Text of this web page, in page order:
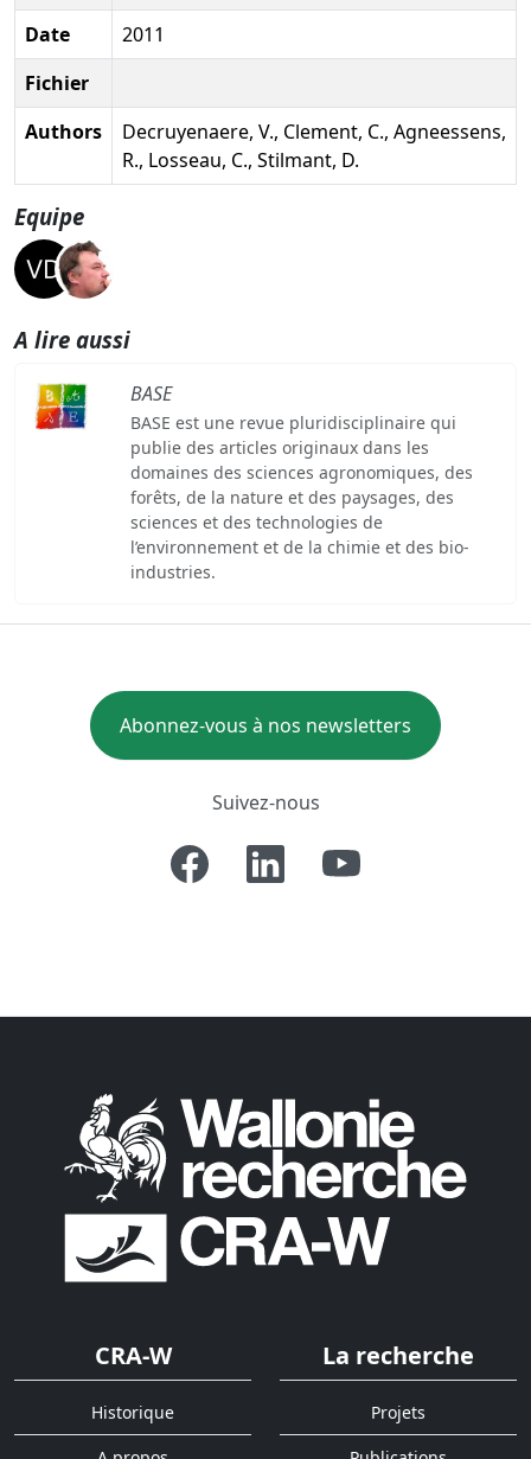
Date
2011
Fichier
Authors
Decruyenaere, V., Clement, C., Agneessens,
R., Losseau, C., Stilmant, D.
Equipe
A lire aussi
BASE
BASE est une revue pluridisciplinaire qui
publie des articles originaux dans les
domaines des sciences agronomiques, des
forêts, de la nature et des paysages, des
sciences et des technologies de
l’environnement et de la chimie et des bio-
industries.
Abonnez-vous à nos newsletters
Suivez-nous
CRA-W
Historique
La recherche
Projets